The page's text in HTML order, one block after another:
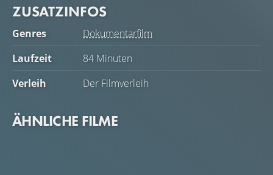
Gewalt, Konversionstherapie und den existenziellen
Bruch, der mit dem Austritt einherging.
ZUSATZINFOS
Genres
Dokumentarfilm
Laufzeit
84 Minuten
Verleih
Der Filmverleih
ÄHNLICHE FILME